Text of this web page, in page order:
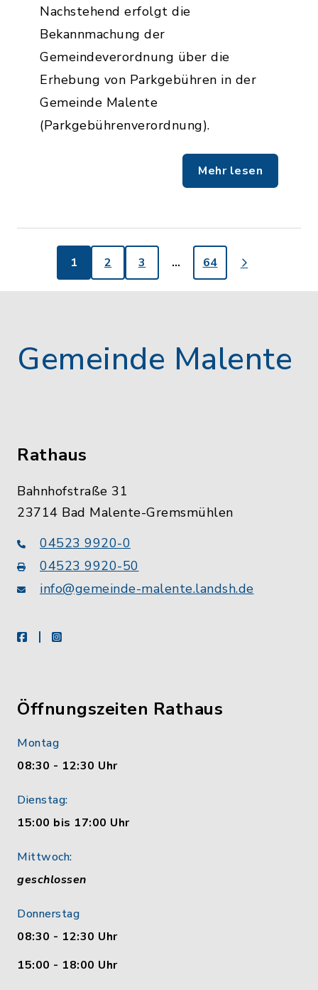
Nachstehend erfolgt die
Bekannmachung der
Gemeindeverordnung über die
Erhebung von Parkgebühren in der
Gemeinde Malente
(Parkgebührenverordnung).
Mehr lesen
1 2 3 … 64
Gemeinde Malente
Rathaus
Bahnhofstraße 31
23714 Bad Malente-Gremsmühlen
04523 9920-0
04523 9920-50
info@gemeinde-malente.landsh.de
facebookinstagram
Öffnungszeiten Rathaus
Montag
08:30 - 12:30 Uhr
Dienstag:
15:00 bis 17:00 Uhr
Mittwoch:
geschlossen
Donnerstag
08:30 - 12:30 Uhr
15:00 - 18:00 Uhr